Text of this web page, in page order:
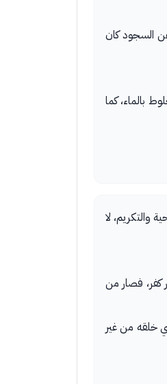
السجود كان
بالماء، كما
والتكريم، لا
كفر، فصار من
خلقه من غير